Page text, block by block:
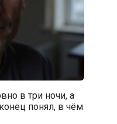
в три ночи, а
понял, в чём